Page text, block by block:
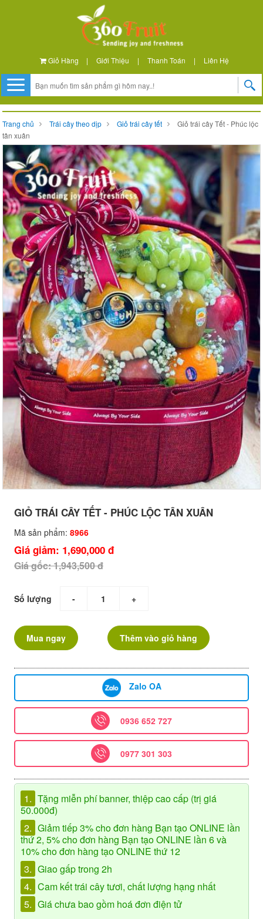
Giỏ Hàng | Giới Thiệu | Thanh Toán | Liên Hệ
Trang chủ Trái cây theo dịp Giỏ trái cây tết
Giỏ trái cây Tết - Phúc lộc
tân xuân
GIỎ TRÁI CÂY TẾT - PHÚC LỘC TÂN XUÂN
Mã sản phẩm: 8966
Giá giảm: 1,690,000 đ
Giá gốc: 1,943,500 đ
Số lượng - +
Mua ngay Thêm vào giỏ hàng
Zalo OA
0936 652 727
0977 301 303
1. Tặng miễn phí banner, thiệp cao cấp (trị giá
50.000đ)
2. Giảm tiếp 3% cho đơn hàng Bạn tạo ONLINE lần
thứ 2, 5% cho đơn hàng Bạn tạo ONLINE lần 6 và
10% cho đơn hàng tạo ONLINE thứ 12
3. Giao gấp trong 2h
4. Cam kết trái cây tươi, chất lượng hạng nhất
5. Giá chưa bao gồm hoá đơn điện tử